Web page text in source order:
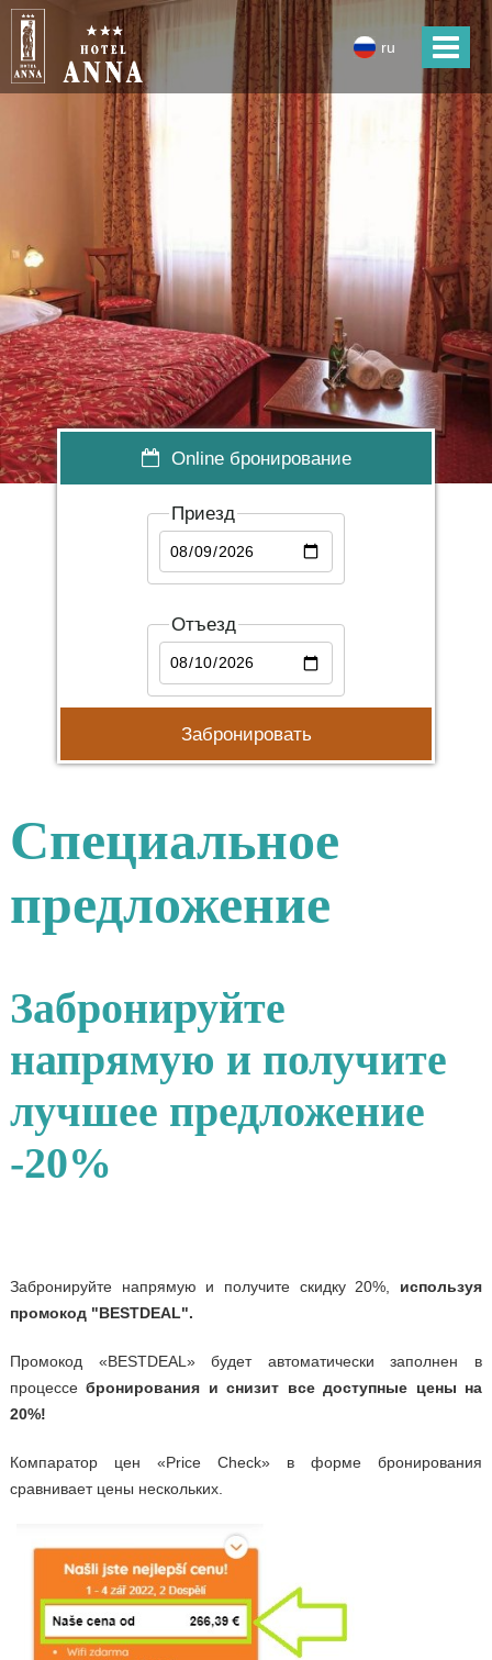
ru
Online бронирование
Приезд
Отъезд
Специальное
предложение
Забронируйте
напрямую и получите
лучшее предложение
-20%
Забронируйте напрямую и получите скидку 20%,
используя
промокод "BESTDEAL".
Промокод «BESTDEAL» будет автоматически заполнен в
процессебронирования и снизит все доступные цены на
20%!
Компаратор цен «Price Check» в форме бронирования
сравнивает цены нескольких.